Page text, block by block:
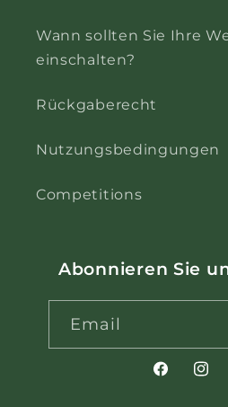
Wann sollten Sie Ihre
einschalten?
Rückgaberecht
Nutzungsbedingungen
Competitions
Abonnieren Sie
Email
Facebook